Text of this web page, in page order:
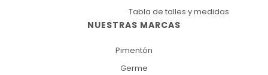
NUESTRAS MARCAS
Pimentón
Germe
Tabla de talles y medidas